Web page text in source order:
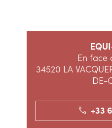
En face
34520 LA
DE-
+33